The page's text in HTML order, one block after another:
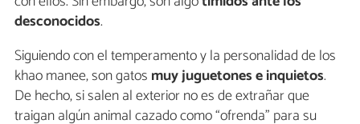
desconocidos.
Siguiendo con el temperamento y la personalidad de los
khao manee, son gatos muy juguetones e inquietos.
De hecho, si salen al exterior no es de extrañar que
traigan algún animal cazado como “ofrenda” para su